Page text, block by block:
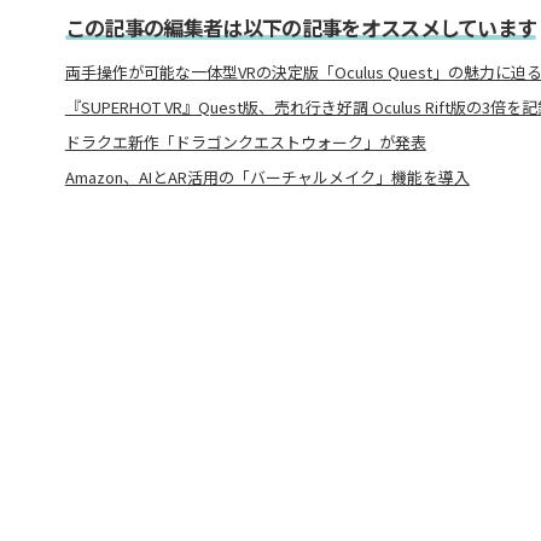
この記事の編集者は以下の記事をオススメしています
両手操作が可能な一体型VRの決定版「Oculus Quest」の魅力に迫る
『SUPERHOT VR』Quest版、売れ行き好調 Oculus Rift版の3倍を
ドラクエ新作「ドラゴンクエストウォーク」が発表
Amazon、AIとAR活用の「バーチャルメイク」機能を導入